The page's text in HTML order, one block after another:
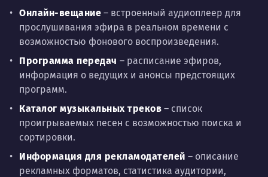
Онлайн-вещание – встроенный аудиоплеер для
прослушивания эфира в реальном времени с
возможностью фонового воспроизведения.
Программа передач – расписание эфиров,
информация о ведущих и анонсы предстоящих
программ.
Каталог музыкальных треков – список
проигрываемых песен с возможностью поиска и
сортировки.
Информация для рекламодателей – описание
рекламных форматов, статистика аудитории,